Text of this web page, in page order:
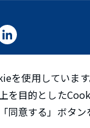
株式会社
（NAA）が運営しています
CORPORATION
を使用しています
を目的とした
同意する」ボタン